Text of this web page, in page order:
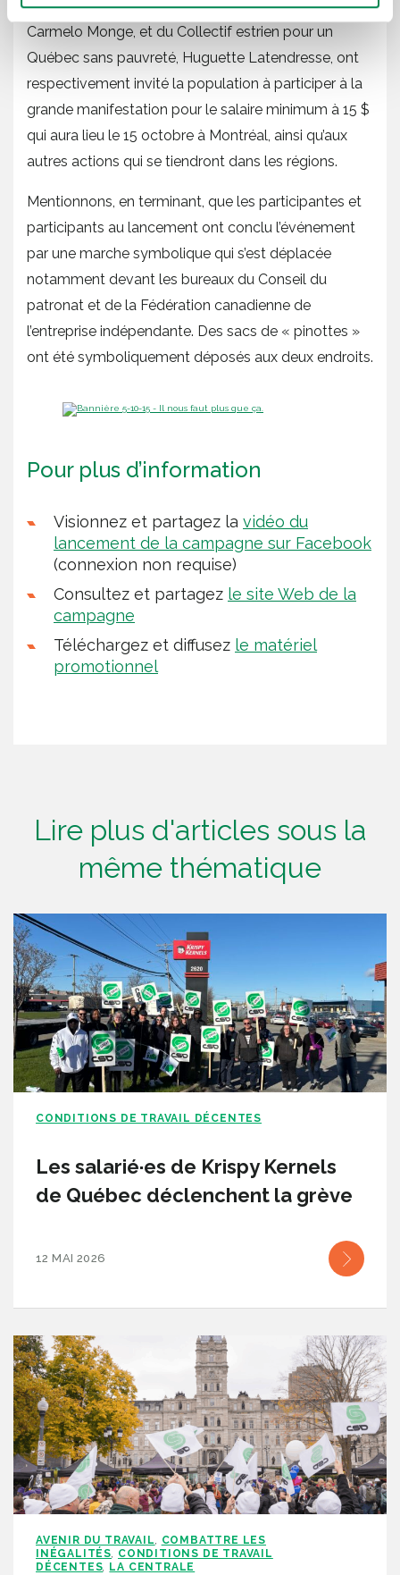
travailleurs et travailleuses immigrants (CTI),
Carmelo Monge, et du Collectif estrien pour un
Québec sans pauvreté, Huguette Latendresse, ont
respectivement invité la population à participer à la
grande manifestation pour le salaire minimum à 15 $
qui aura lieu le 15 octobre à Montréal, ainsi qu’aux
autres actions qui se tiendront dans les régions.
Mentionnons, en terminant, que les participantes et
participants au lancement ont conclu l’événement
par une marche symbolique qui s’est déplacée
notamment devant les bureaux du Conseil du
patronat et de la Fédération canadienne de
l’entreprise indépendante. Des sacs de « pinottes »
ont été symboliquement déposés aux deux endroits.
Pour plus d’information
Visionnez et partagez la vidéo du
lancement de la campagne sur Facebook
(connexion non requise)
Consultez et partagez le site Web de la
campagne
Téléchargez et diffusez le matériel
promotionnel
Lire plus d'articles sous la
même thématique
CONDITIONS DE TRAVAIL DÉCENTES
Les salarié·es de Krispy Kernels
de Québec déclenchent la grève
12 MAI 2026
AVENIR DU TRAVAIL,
COMBATTRE LES
INÉGALITÉS,
CONDITIONS DE TRAVAIL
DÉCENTES, LA CENTRALE